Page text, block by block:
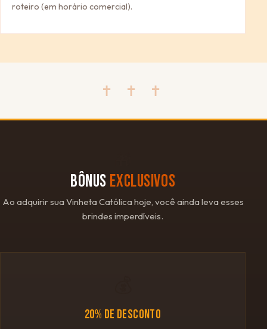
roteiro (em horário comercial).
✝ ✝ ✝
BÔNUS EXCLUSIVOS
Ao adquirir sua Vinheta Católica hoje, você ainda leva esses
brindes imperdíveis.
20% DE DESCONTO